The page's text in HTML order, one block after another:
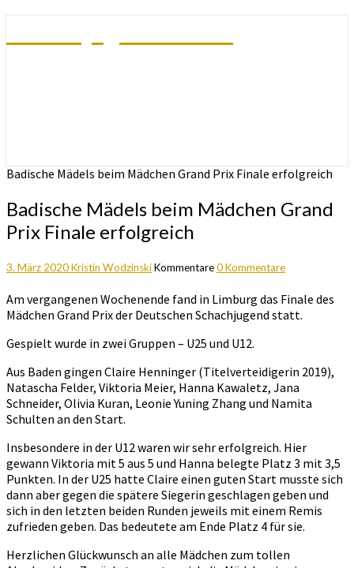
Badische Mädels beim Mädchen Grand Prix Finale erfolgreich
Badische Mädels beim Mädchen Grand
Prix Finale erfolgreich
3. März 2020Kristin WodzinskiKommentare0 Kommentare
Am vergangenen Wochenende fand in Limburg das Finale des
Mädchen Grand Prix der Deutschen Schachjugend statt.
Gespielt wurde in zwei Gruppen – U25 und U12.
Aus Baden gingen Claire Henninger (Titelverteidigerin 2019),
Natascha Felder, Viktoria Meier, Hanna Kawaletz, Jana
Schneider, Olivia Kuran, Leonie Yuning Zhang und Namita
Schulten an den Start.
Insbesondere in der U12 waren wir sehr erfolgreich. Hier
gewann Viktoria mit 5 aus 5 und Hanna belegte Platz 3 mit 3,5
Punkten. In der U25 hatte Claire einen guten Start musste sich
dann aber gegen die spätere Siegerin geschlagen geben und
sich in den letzten beiden Runden jeweils mit einem Remis
zufrieden geben. Das bedeutete am Ende Platz 4 für sie.
Herzlichen Glückwunsch an alle Mädchen zum tollen